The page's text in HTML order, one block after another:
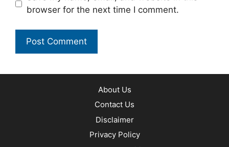
browser for the next time I comment.
About Us
Contact Us
Disclaimer
Privacy Policy